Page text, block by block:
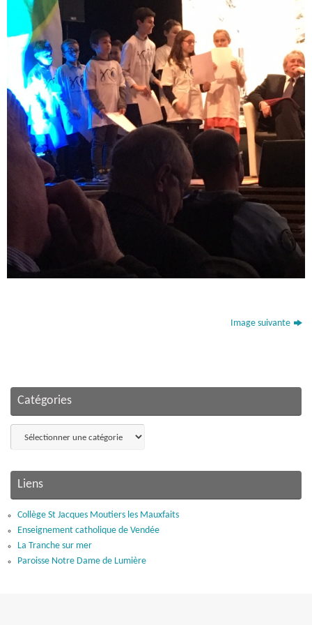
Image suivante
Catégories
Liens
Collège St Jacques Moutiers les Mauxfaits
Enseignement catholique de Vendée
La Tranche sur mer
Paroisse Notre Dame de Lumière